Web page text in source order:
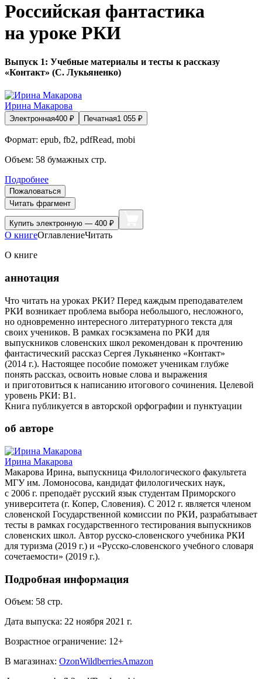
Российская фантастика
на уроке РКИ
Выпуск 1: Учебные материалы и тесты к рассказу
«Контакт» (С. Лукьяненко)
Ирина Макарова
Электронная400 ₽ Печатная1 055 ₽
Формат: epub, fb2, pdfRead, mobi
Объем: 58 бумажных стр.
Подробнее
Пожаловаться
Читать фрагмент
Купить электронную — 400 ₽
О книгеОглавлениеЧитать
О книге
аннотация
Что читать на уроках РКИ? Перед каждым преподавателем
РКИ возникает проблема выбора небольшого, несложного,
но одновременно интересного литературного текста для
своих учеников. В рамках госэкзамена по РКИ для
выпускников словенских школ рекомендован к прочтению
фантастический рассказ Сергея Лукьяненко «Контакт»
(2014 г.). Настоящее пособие поможет ученикам глубже
понять рассказ, освоить новые слова и выражения
и приготовиться к написанию итогового сочинения. Целевой
уровень РКИ: В1.
Книга публикуется в авторской орфографии и пунктуации
об авторе
Ирина Макарова
Макарова Ирина, выпускница Филологического факультета
МГУ им. Ломоносова, кандидат филологических наук,
с 2006 г. преподаёт русский язык студентам Приморского
университета (г. Копер, Словения). С 2012 г. является членом
словенской Государственной комиссии по РКИ, разрабатывает
тесты в рамках государственного тестирования выпускников
словенских школ. Автор русско-словенского учебника РКИ
для туризма (2019 г.) и «Русско-словенского учебного словаря
сочетаемости» (2019 г.).
Подробная информация
Объем: 58 стр.
Дата выпуска: 22 ноября 2021 г.
Возрастное ограничение: 12+
В магазинах: OzonWildberriesAmazon